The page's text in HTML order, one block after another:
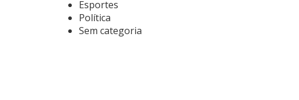
Esportes
Política
Sem categoria